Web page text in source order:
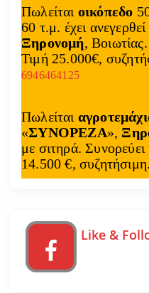
Πωλείται οικόπεδο
60 τ.μ. έχει
Ξηρονομή,
Τιμή 25.000€,
6946464125
Πωλείται
«ΣΥΝΟΡΕΖΑ»,
με σιτηρά.
14.500 €,
Like &